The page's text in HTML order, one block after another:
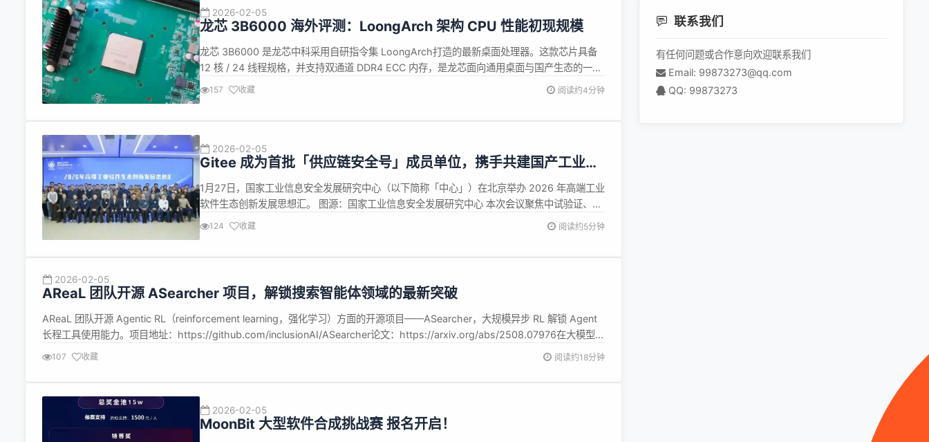
2026-02-05
龙芯 3B6000 海外评测：LoongArch 架构 CPU 性能初现规模
龙芯 3B6000 是龙芯中科采用自研指令集 LoongArch打造的最新桌面处理器。这款芯片具备
12 核 / 24 线程规格，并支持双通道 DDR4 ECC 内存，是龙芯面向通用桌面与国产生态的一次
重要尝试。国外科技媒体 Phoronix 在 Linux 环境下对其进行了首轮独立基准测试，与主流
157 收藏 阅读约4分钟
2026-02-05
Gitee 成为首批「供应链安全号」成员单位，携手共建国产工业软
件生态
1月27日，国家工业信息安全发展研究中心（以下简称「中心」）在北京举办 2026 年高端工业
软件生态创新发展思想汇。 图源：国家工业信息安全发展研究中心 本次会议聚焦中试验证、软
件工程范式重构、产教融合协同创新等关键议题，来自关键行业的集团、高校、地方主管部门
124 收藏 阅读约5分钟
2026-02-05
AReaL 团队开源 ASearcher 项目，解锁搜索智能体领域的最新突破
AReaL 团队开源 Agentic RL（reinforcement learning，强化学习）方面的开源项目——ASearcher，大规模异步 RL 解锁 Agent
长程工具使用能力。项目地址：https://github.com/inclusionAI/ASearcher论文：https://arxiv.org/abs/2508.07976在大模型...
107 收藏 阅读约18分钟
2026-02-05
MoonBit 大型软件合成挑战赛 报名开启！
联系我们
有任何问题或合作意向欢迎联系我们
Email: 99873273@qq.com
QQ: 99873273